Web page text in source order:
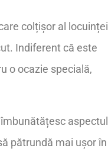
colțișor al locuinței
Indiferent că este
o ocazie specială,
aspectul
pătrundă mai ușor în